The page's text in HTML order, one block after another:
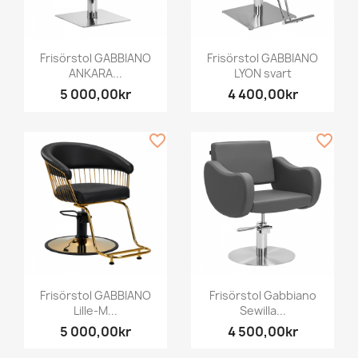
Frisörstol GABBIANO
ANKARA...
5 000,00kr
Frisörstol GABBIANO
LYON svart
4 400,00kr
Frisörstol GABBIANO
Lille-M...
5 000,00kr
favorite_border
Frisörstol Gabbiano
Sewilla...
4 500,00kr
favorite_border